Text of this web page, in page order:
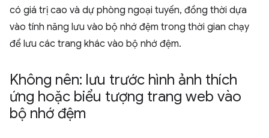
có giá trị cao và dự phòng ngoại tuyến, đồng thời dựa
vào tính năng lưu vào bộ nhớ đệm trong thời gian chạy
để lưu các trang khác vào bộ nhớ đệm.
Không nên: lưu trước hình ảnh thích
ứng hoặc biểu tượng trang web vào
bộ nhớ đệm